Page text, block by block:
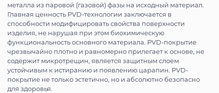
металла из паровой (газовой) фазы на исходный материал.
Главная ценность PVD-технологии заключается в
способности модифицировать свойства поверхности
изделия, не нарушая при этом биохимическую
функциональность основного материала. PVD-покрытие
чрезвычайно плотно и равномерно прилегает к основе, не
содержит микротрещин, является защитным слоем
устойчивым к истиранию и появлению царапин. PVD-
покрытие не только эстетично, но и абсолютно безопасно
для здоровья.